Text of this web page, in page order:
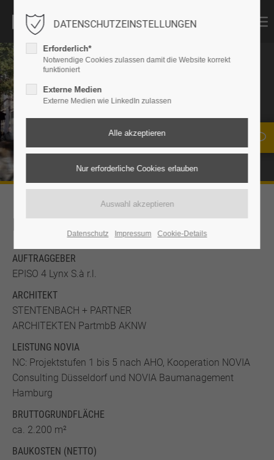
(MIETERUMBAU
Köln
KEYFACTS
AUFTRAGGEBER
EPISO 4 Lynx S.à r.l.
ARCHITEKT
STENTENBACH + PARTNER
ARCHITEKTEN PartmbB AKNW
LEISTUNG NOVIA
NC: Projektstufen 1 bis 5 nach AHO, Kooperation NOVIA
Consulting Düsseldorf und NOVIA Baumanagement
Hamburg
BRUTTO­GRUND­FLÄCHE
ca. 2.200 m²
BAUKOSTEN (NETTO)
DATENSCHUTZEINSTELLUNGEN
Erforderlich*
Notwendige Cookies zulassen damit die Website korrekt
funktioniert
Externe Medien
Externe Medien wie LinkedIn zulassen
Datenschutz Impressum Cookie-Details